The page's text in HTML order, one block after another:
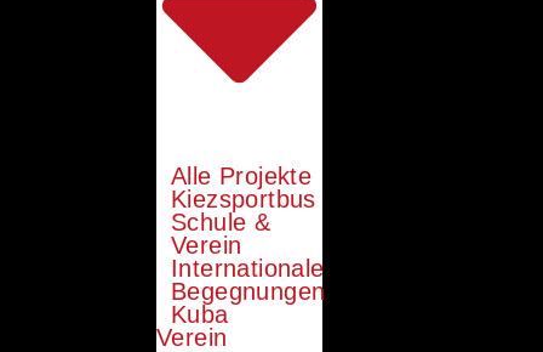
Alle Projekte
Kiezsportbus
Schule &
Verein
Internationale
Begegnungen
Kuba
Verein